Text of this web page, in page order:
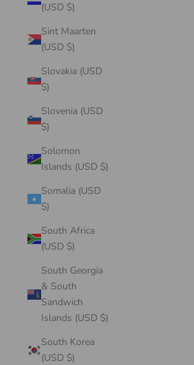
(USD $)
Sint Maarten
(USD $)
Slovakia (USD
$)
Slovenia (USD
$)
Solomon
Islands (USD $)
Somalia (USD
$)
South Africa
(USD $)
South Georgia
& South
Sandwich
Islands (USD $)
South Korea
(USD $)